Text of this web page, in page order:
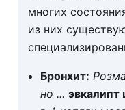
многих
из них
Бронхит:
но ...